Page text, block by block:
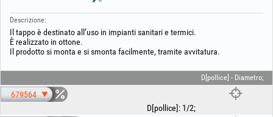
Descrizione:
Il tappo è destinato all’uso in impianti sanitari e termici.
È realizzato in ottone.
Il prodotto si monta e si smonta facilmente, tramite avvitatura.
D[pollice] - Diametro;
679564
D[pollice]: 1/2;